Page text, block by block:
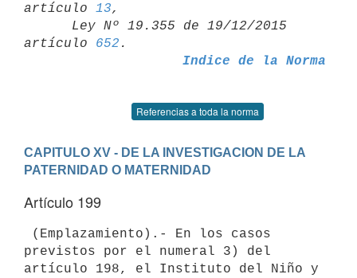
artículo 13,
artículo 652
Indice de la Norma
Referencias a toda la norma
CAPITULO XV - DE LA INVESTIGACION DE LA
PATERNIDAD O MATERNIDAD
Artículo 199
previstos por el numeral 3) del
artículo 198, el Instituto del Niño y